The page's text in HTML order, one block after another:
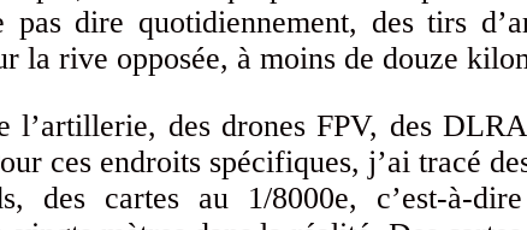
dire quotidiennement, des tirs
la rive opposée, à moins de douze
l’artillerie, des drones FPV, des
ces endroits spécifiques, j’ai tracé
des cartes au 1/8000e, c’est-à-dire